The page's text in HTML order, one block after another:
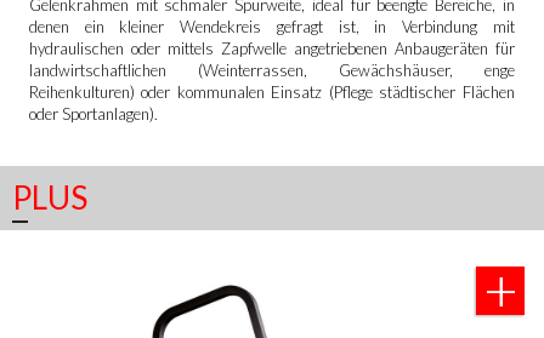
Gelenkrahmen mit schmaler Spurweite, ideal für beengte Bereiche, in
denen ein kleiner Wendekreis gefragt ist, in Verbindung mit
hydraulischen oder mittels Zapfwelle angetriebenen Anbaugeräten für
landwirtschaftlichen (Weinterrassen, Gewächshäuser, enge
Reihenkulturen) oder kommunalen Einsatz (Pflege städtischer Flächen
oder Sportanlagen).
PLUS